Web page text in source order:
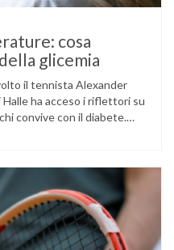
cosa
glicemia
il tennista Alexander
ha acceso i riflettori su
convive con il diabete.